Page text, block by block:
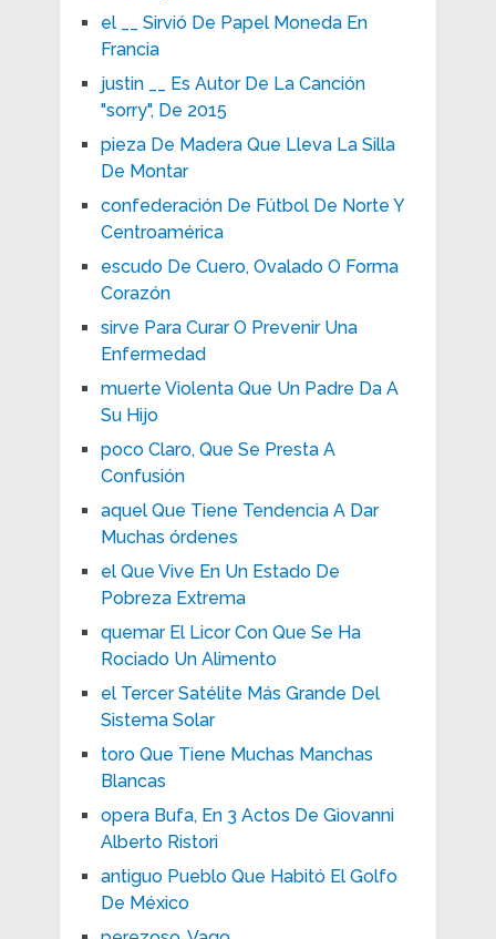
el __ Sirvió De Papel Moneda En
Francia
justin __ Es Autor De La Canción
"sorry", De 2015
pieza De Madera Que Lleva La Silla
De Montar
confederación De Fútbol De Norte Y
Centroamérica
escudo De Cuero, Ovalado O Forma
Corazón
sirve Para Curar O Prevenir Una
Enfermedad
muerte Violenta Que Un Padre Da A
Su Hijo
poco Claro, Que Se Presta A
Confusión
aquel Que Tiene Tendencia A Dar
Muchas órdenes
el Que Vive En Un Estado De
Pobreza Extrema
quemar El Licor Con Que Se Ha
Rociado Un Alimento
el Tercer Satélite Más Grande Del
Sistema Solar
toro Que Tiene Muchas Manchas
Blancas
opera Bufa, En 3 Actos De Giovanni
Alberto Ristori
antiguo Pueblo Que Habitó El Golfo
De México